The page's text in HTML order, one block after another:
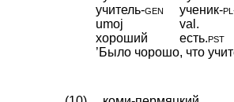
учитель‑gen ученик‑pl
umoj
val.
хороший
есть.pst
’Было чорошо, что